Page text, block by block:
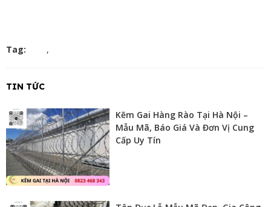
Tag: ,
TIN TỨC
Kẽm Gai Hàng Rào Tại Hà Nội –
Mẫu Mã, Báo Giá Và Đơn Vị Cung
Cấp Uy Tín